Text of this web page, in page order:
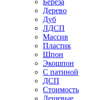
Береза
Дерево
Дуб
ЛДСП
Массив
Пластик
Шпон
Экошпон
С патиной
ДСП
Стоимость
Дешевые